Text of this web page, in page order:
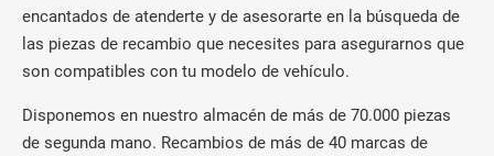
encantados de atenderte y de asesorarte en la búsqueda de
las piezas de recambio que necesites para asegurarnos que
son compatibles con tu modelo de vehículo.
Disponemos en nuestro almacén de más de 70.000 piezas
de segunda mano. Recambios de más de 40 marcas de